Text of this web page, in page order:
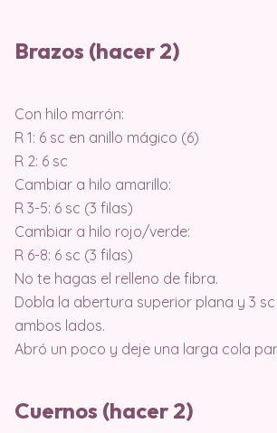
Brazos (hacer 2)
Con hilo marrón:
R 1: 6 sc en anillo mágico (6)
R 2: 6 sc
Cambiar a hilo amarillo:
R 3-5: 6 sc (3 filas)
Cambiar a hilo rojo/verde:
R 6-8: 6 sc (3 filas)
No te hagas el relleno de fibra.
Dobla la abertura superior plana y 3
ambos lados.
Abró un poco y deje una larga cola
Cuernos (hacer 2)